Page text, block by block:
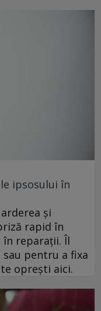
ipsosului în
și
rapid în
în reparații. Îl
pentru a fixa
oprești aici.